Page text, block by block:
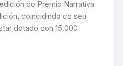
do Premio Narrativa
coincidindo co seu
dotado con 15.000